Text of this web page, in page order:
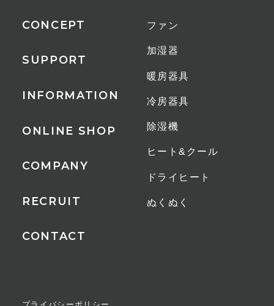
CONCEPT
SUPPORT
INFORMATION
ファン
加湿器
暖房器具
冷房器具
除湿機
ヒート&クール
ドライヒート
ぬくぬく
ONLINE SHOP
COMPANY
RECRUIT
CONTACT